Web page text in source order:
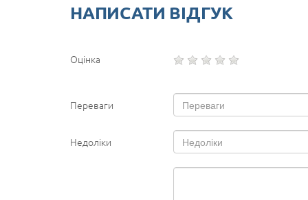
НАПИСАТИ ВІДГУК
Оцінка
Переваги
Недоліки